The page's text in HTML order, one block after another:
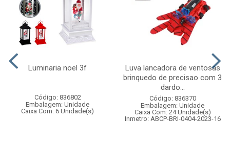
Luminaria noel 3f
Código: 836802
Embalagem: Unidade
Caixa Com: 6 Unidade(s)
Luva lancadora de ventosas
brinquedo de precisao com 3
dardo...
Código: 836370
Embalagem: Unidade
Caixa Com: 24 Unidade(s)
Inmetro: ABCP-BRI-0404-2023-16